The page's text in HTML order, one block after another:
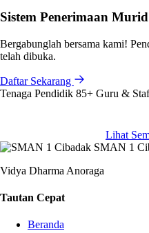
Sistem Penerimaan
Bergabunglah bersama kami!
telah dibuka.
Daftar Sekarang
Tenaga Pendidik 85+ Guru &
Lihat
SMAN 1
Vidya Dharma Anoraga
Tautan Cepat
Beranda